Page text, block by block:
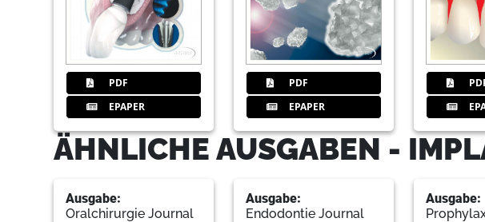
PDF
EPAPER
PDF
EPAPER
ÄHNLICHE AUSGABEN -
Ausgabe:
Oralchirurgie Journal
Ausgabe:
Endodontie Journal
Ausgabe: